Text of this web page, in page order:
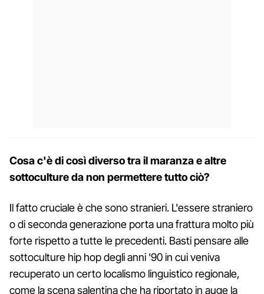
Cosa c'è di così diverso tra il maranza e altre
sottoculture da non permettere tutto ciò?
Il fatto cruciale è che sono stranieri. L'essere straniero
o di seconda generazione porta una frattura molto più
forte rispetto a tutte le precedenti. Basti pensare alle
sottoculture hip hop degli anni '90 in cui veniva
recuperato un certo localismo linguistico regionale,
come la scena salentina che ha riportato in auge la